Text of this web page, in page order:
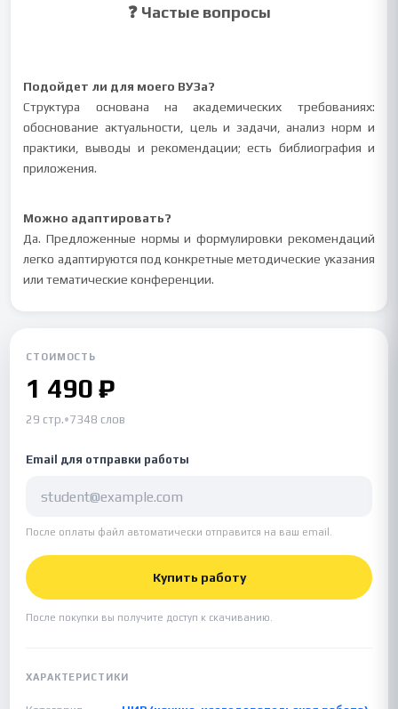
❓ Частые вопросы
Подойдет ли для моего ВУЗа?
Структура основана на академических требованиях:
обоснование актуальности, цель и задачи, анализ норм и
практики, выводы и рекомендации; есть библиография и
приложения.
Можно адаптировать?
Да. Предложенные нормы и формулировки рекомендаций
легко адаптируются под конкретные методические указания
или тематические конференции.
СТОИМОСТЬ
1 490 ₽
29 стр.•7348 слов
Email для отправки работы
После оплаты файл автоматически отправится на ваш email.
Купить работу
После покупки вы получите доступ к скачиванию.
ХАРАКТЕРИСТИКИ